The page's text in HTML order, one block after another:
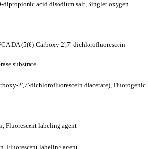
dipropionic acid disodium salt, Singlet oxygen
DA (5(6)-Carboxy-2',7'-dichlorofluorescein
substrate
2',7'-dichlorofluorescein diacetate), Fluorogenic
Fluorescent labeling agent
Fluorescent labeling agent